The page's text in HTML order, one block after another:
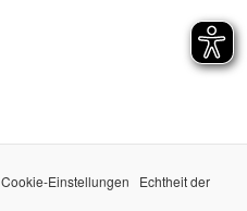
Cookie-Einstellungen
Echtheit der